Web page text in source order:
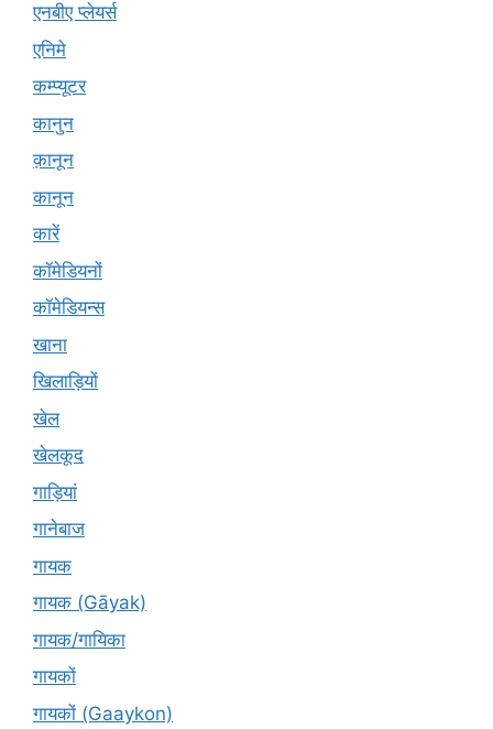
एनबीए प्लेयर्स
एनिमे
कम्प्यूटर
कानुन
क़ानून
कानून
कारें
कॉमेडियनों
कॉमेडियन्स
खाना
खिलाड़ियों
खेल
खेलकूद
गाड़ियां
गानेबाज
गायक
गायक (Gāyak)
गायक/गायिका
गायकों
गायकों (Gaaykon)